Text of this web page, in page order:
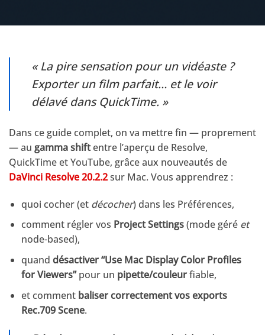
« La pire sensation pour un vidéaste ?
Exporter un film parfait… et le voir
délavé dans QuickTime. »
Dans ce guide complet, on va mettre fin — proprement
— au gamma shiftentre l’aperçu de Resolve,
QuickTime et YouTube, grâce aux nouveautés de
DaVinci Resolve 20.2.2sur Mac. Vous apprendrez :
quoi cocher (et décocher) dans les Préférences,
comment régler vos Project Settings(mode géré et
node-based),
quand désactiver “Use Mac Display Color Profiles
for Viewers”pour un pipette/couleurfiable,
et comment baliser correctement vos exports
Rec.709 Scene.